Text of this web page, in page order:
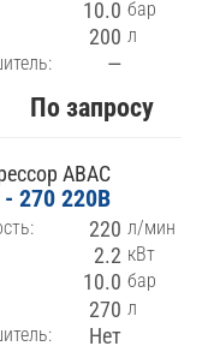
10.0 бар
200 л
—
По запросу
ABAC
- 270 220В
220 л/мин
2.2 кВт
10.0 бар
270 л
Нет